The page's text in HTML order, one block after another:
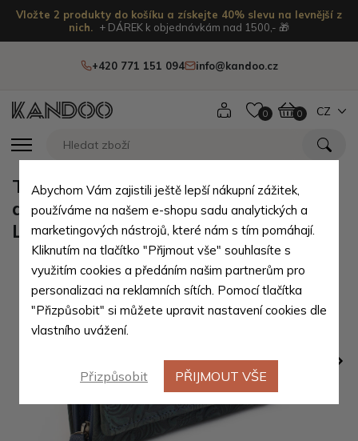
Vložte 2 produkty do košíku a získejte 40% slevu na levnější z
nich.
+ DÁREK k objednávkám nad 1500,- 🎁
+420 771 151 094 info@kandoo.cz
0 0 CZ
Tmavě modrá klopnová kožená
dámská peněženka se vzorem
Liora
Abychom Vám zajistili ještě lepší nákupní zážitek,
používáme na našem e-shopu sadu analytických a
marketingových nástrojů, které nám s tím pomáhají.
Kliknutím na tlačítko "Přijmout vše" souhlasíte s
využitím cookies a předáním našim partnerům pro
personalizaci na reklamních sítích. Pomocí tlačítka
"Přizpůsobit" si můžete upravit nastavení cookies dle
vlastního uvážení.
Přizpůsobit PŘIJMOUT VŠE